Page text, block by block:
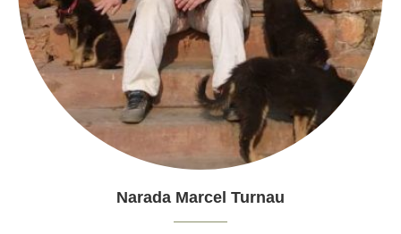
Narada Marcel Turnau